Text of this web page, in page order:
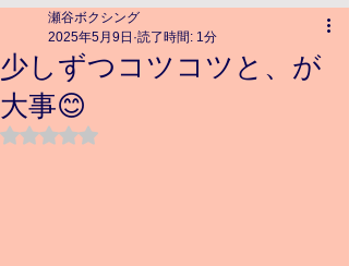
少しずつコツコツと、が
大事😊
瀬谷ボクシング
2025年5月9日 読了時間: 1分
5つ星のうちNaNと評価されています。